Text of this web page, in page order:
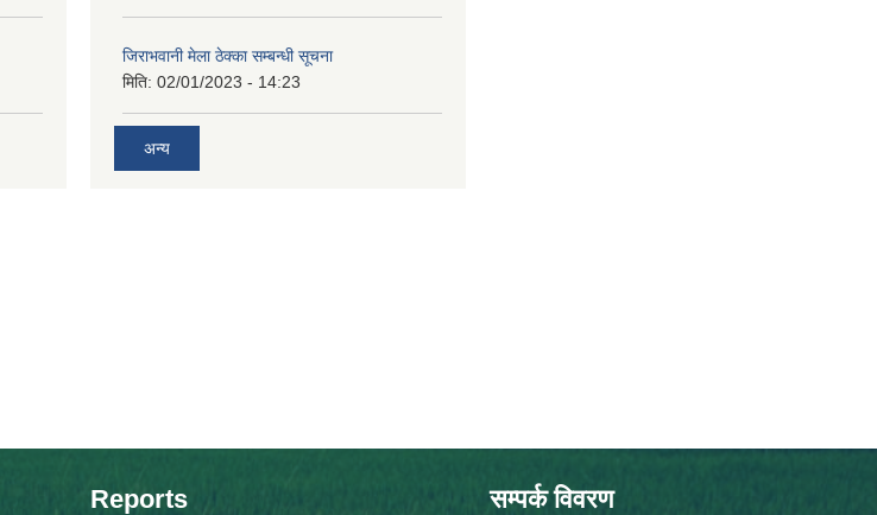
जिराभवानी मेला ठेक्का सम्बन्धी सूचना
मिति: 02/01/2023 - 14:23
अन्य
Reports सम्पर्क विवरण